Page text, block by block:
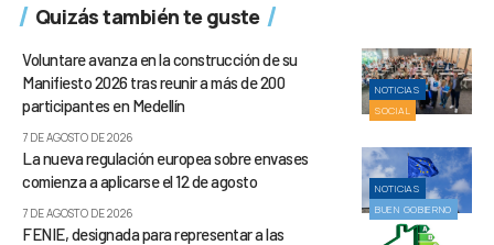
Quizás también te guste
NOTICIAS
SOCIAL
Voluntare avanza en la construcción de su
Manifiesto 2026 tras reunir a más de 200
participantes en Medellín
7 DE AGOSTO DE 2026
NOTICIAS
BUEN GOBIERNO
La nueva regulación europea sobre envases
comienza a aplicarse el 12 de agosto
7 DE AGOSTO DE 2026
FENIE, designada para representar a las